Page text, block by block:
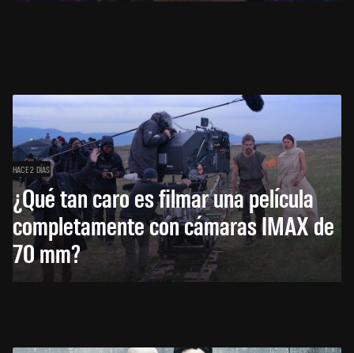
HACE 2 DÍAS
¿Qué tan caro es filmar una película
completamente con cámaras IMAX de
70 mm?